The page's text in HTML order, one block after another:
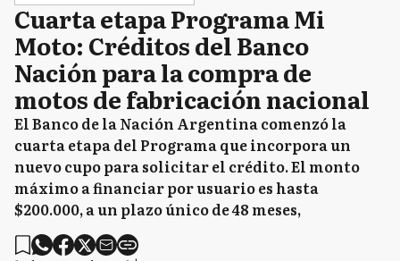
Cuarta etapa Programa Mi
Moto: Créditos del Banco
Nación para la compra de
motos de fabricación nacional
El Banco de la Nación Argentina comenzó la
cuarta etapa del Programa que incorpora un
nuevo cupo para solicitar el crédito. El monto
máximo a financiar por usuario es hasta
$200.000, a un plazo único de 48 meses,